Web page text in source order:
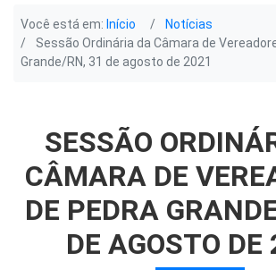
Você está em: Início
Notícias
Sessão Ordinária da Câmara de
Grande/RN, 31 de agosto de 2021
SESSÃO
CÂMARA DE
DE PEDRA
DE AGOSTO DE